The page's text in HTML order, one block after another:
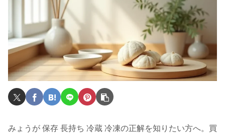
みょうが 保存 長持ち 冷蔵 冷凍の正解を知りたい方へ。買